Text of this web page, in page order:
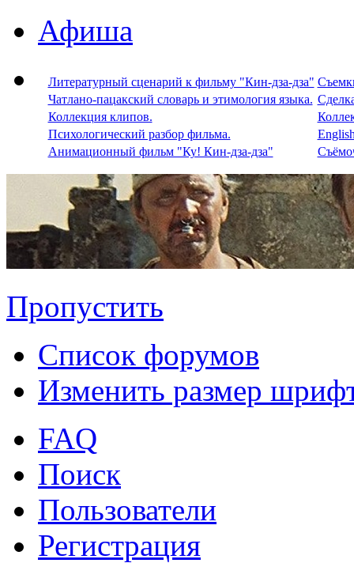
Афиша
Литературный сценарий к фильму "Кин-дза-дза"
Чатлано-пацакский словарь и этимология языка.
Коллекция клипов.
Психологический разбор фильма.
Анимационный фильм "Ку! Кин-дза-дза"
Пропустить
Список форумов
Изменить размер
FAQ
Поиск
Пользователи
Регистрация